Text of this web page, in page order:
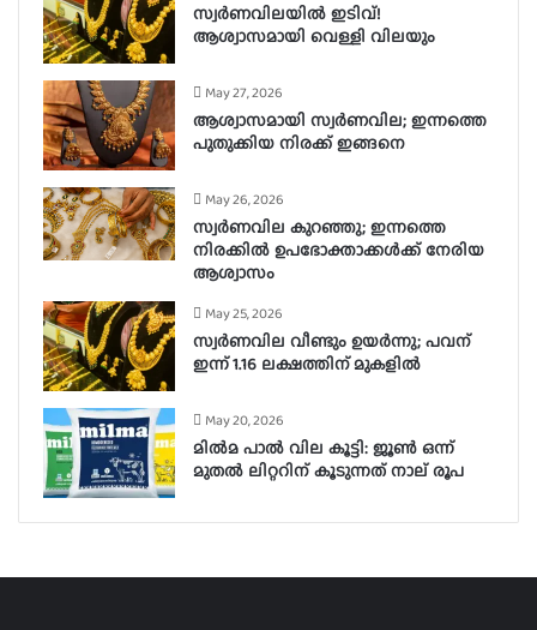
സ്വർണവിലയിൽ ഇടിവ്!
ആശ്വാസമായി വെള്ളി വിലയും
May 27, 2026
ആശ്വാസമായി സ്വർണവില; ഇന്നത്തെ
പുതുക്കിയ നിരക്ക് ഇങ്ങനെ
May 26, 2026
സ്വർണവില കുറഞ്ഞു; ഇന്നത്തെ
നിരക്കിൽ ഉപഭോക്താക്കൾക്ക് നേരിയ
ആശ്വാസം
May 25, 2026
സ്വർണവില വീണ്ടും ഉയർന്നു; പവന്
ഇന്ന് 1.16 ലക്ഷത്തിന് മുകളിൽ
May 20, 2026
മിൽമ പാൽ വില കൂട്ടി: ജൂൺ ഒന്ന്
മുതൽ ലിറ്ററിന് കൂടുന്നത് നാല് രൂപ